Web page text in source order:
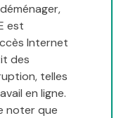
est
Internet
des
telles
en ligne.
noter que